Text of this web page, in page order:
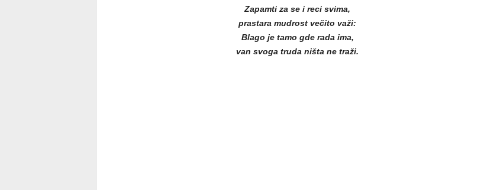
Zapamti za se i reci svima,
prastara mudrost večito važi:
Blago je tamo gde rada ima,
van svoga truda ništa ne traži.